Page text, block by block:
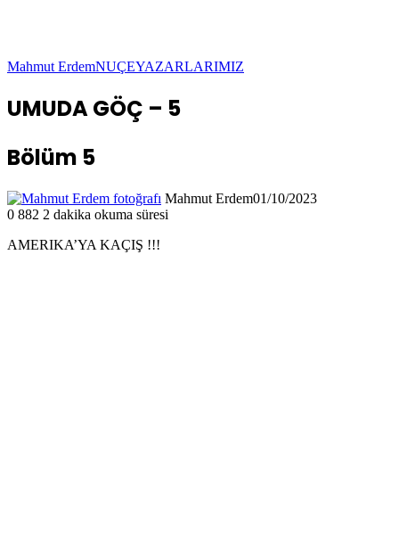
Mahmut ErdemNUÇEYAZARLARIMIZ
UMUDA GÖÇ – 5
Bölüm 5
Mahmut Erdem01/10/2023
0 882 2 dakika okuma süresi
AMERIKA’YA KAÇIŞ !!!